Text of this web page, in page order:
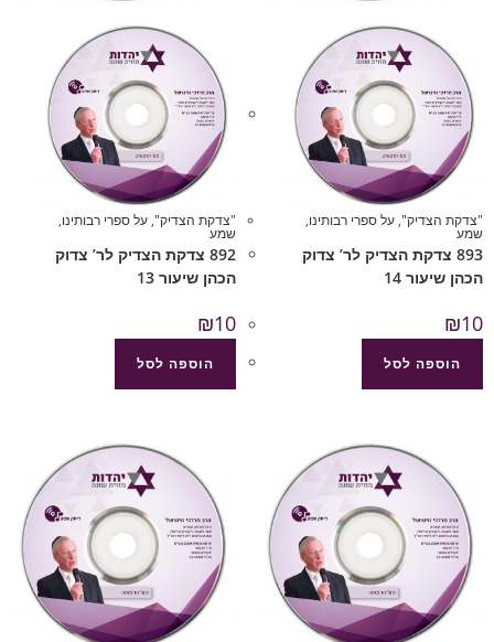
"צדקת הצדיק",על ספרי רבותינו,
שמע
893 צדקת הצדיק לר’ צדוק
הכהן שיעור 14
₪10
הוספה לסל
"צדקת הצדיק",על ספרי רבותינו,
שמע
892 צדקת הצדיק לר’ צדוק
הכהן שיעור 13
₪10
הוספה לסל